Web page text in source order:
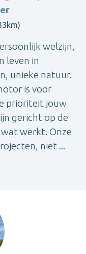
welzijn,
leven in
unieke natuur.
is voor
prioriteit jouw
gericht op de
werkt. Onze
niet ...